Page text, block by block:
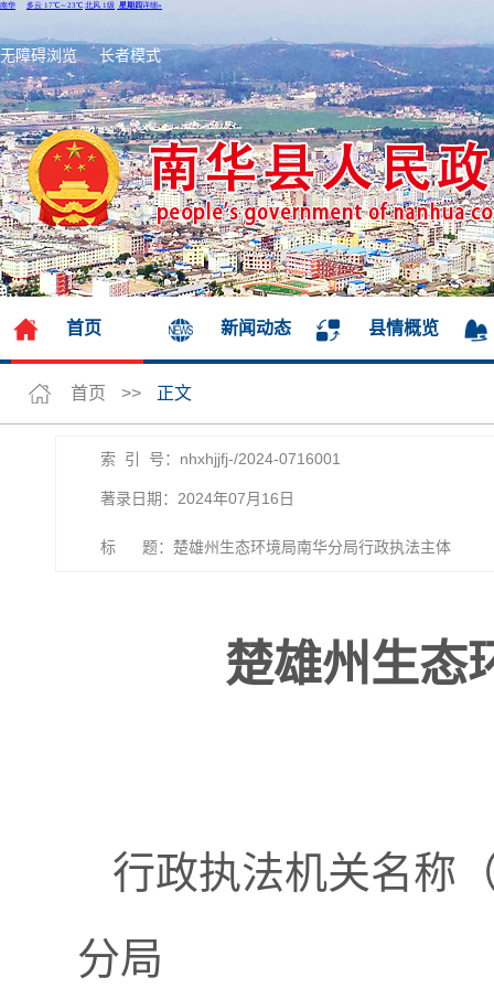
无障碍浏览 长者模式
首页 新闻动态 县情概览
首页 >> 正文
索 引 号：nhxhjjfj-/2024-0716001
著录日期：2024年07月16日
标 题：楚雄州生态环境局南华分局行政执法主体
楚雄州生态
行政执法机关名称
分局